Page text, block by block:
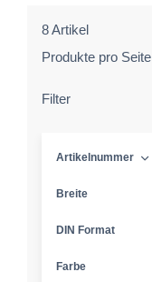
8 Artikel
Produkte pro Seite
Filter
Artikelnummer
Breite
DIN Format
Farbe